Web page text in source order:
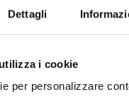
Dettagli
i cookie
per personalizzare
Shiki e dei suoi